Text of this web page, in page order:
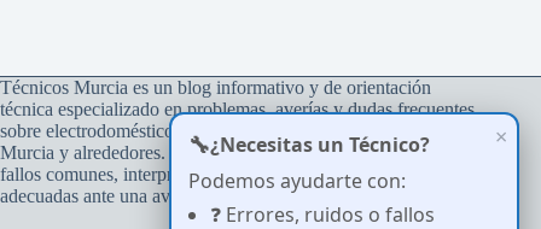
Técnicos Murcia es un blog informativo y de orientación
técnica especializado en problemas, averías y dudas frecuentes
sobre electrodomésticos del hogar, con atención a usuarios de
Murcia y alrededores. Su objetivo es ayudar a comprender
fallos comunes, interpretar errores y tomar decisiones
adecuadas ante una avería.
×
🔧¿Necesitas un Técnico?
Podemos ayudarte con:
❓ Errores, ruidos o fallos